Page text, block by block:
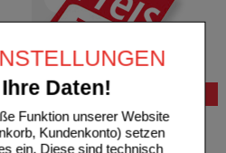
Daten!
Funktion unserer Website
Kundenkonto) setzen
ein. Diese sind technisch
Bewertung